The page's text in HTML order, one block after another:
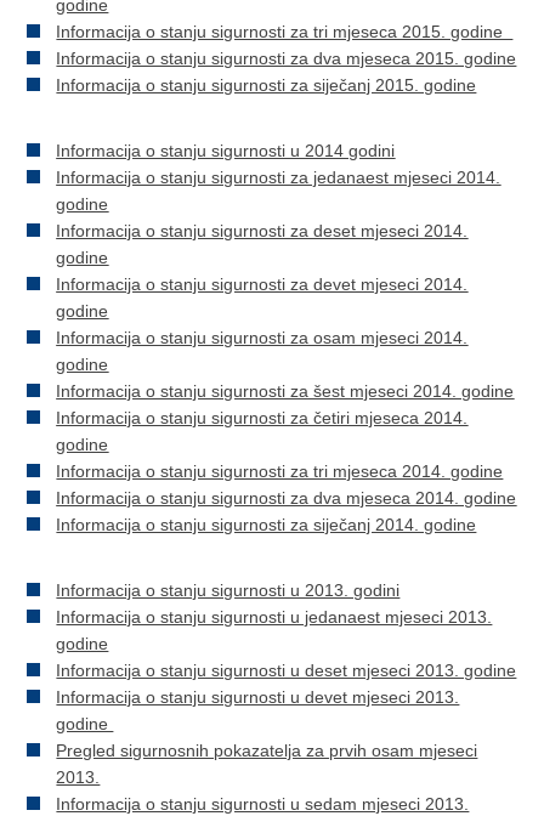
godine
Informacija o stanju sigurnosti za tri mjeseca 2015. godine
Informacija o stanju sigurnosti za dva mjeseca 2015. godine
Informacija o stanju sigurnosti za siječanj 2015. godine
Informacija o stanju sigurnosti u 2014 godini
Informacija o stanju sigurnosti za jedanaest mjeseci 2014.
godine
Informacija o stanju sigurnosti za deset mjeseci 2014.
godine
Informacija o stanju sigurnosti za devet mjeseci 2014.
godine
Informacija o stanju sigurnosti za osam mjeseci 2014.
godine
Informacija o stanju sigurnosti za šest mjeseci 2014. godine
Informacija o stanju sigurnosti za četiri mjeseca 2014.
godine
Informacija o stanju sigurnosti za tri mjeseca 2014. godine
Informacija o stanju sigurnosti za dva mjeseca 2014. godine
Informacija o stanju sigurnosti za siječanj 2014. godine
Informacija o stanju sigurnosti u 2013. godini
Informacija o stanju sigurnosti u jedanaest mjeseci 2013.
godine
Informacija o stanju sigurnosti u deset mjeseci 2013. godine
Informacija o stanju sigurnosti u devet mjeseci 2013.
godine
Pregled sigurnosnih pokazatelja za prvih osam mjeseci
2013.
Informacija o stanju sigurnosti u sedam mjeseci 2013.